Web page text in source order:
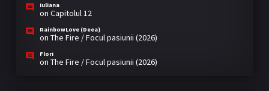
Iuliana
on Capitolul 12
RainbowLove (Deea)
on The Fire / Focul pasiunii (2026)
Flori
on The Fire / Focul pasiunii (2026)